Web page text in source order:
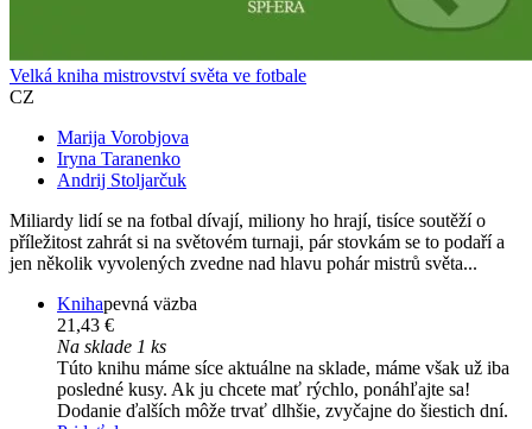
Velká kniha mistrovství světa ve fotbale
CZ
Marija Vorobjova
Iryna Taranenko
Andrij Stoljarčuk
Miliardy lidí se na fotbal dívají, miliony ho hrají, tisíce soutěží o
příležitost zahrát si na světovém turnaji, pár stovkám se to podaří a
jen několik vyvolených zvedne nad hlavu pohár mistrů světa...
Knihapevná väzba
21,43 €
Na sklade 1 ks
Túto knihu máme síce aktuálne na sklade, máme však už iba
posledné kusy. Ak ju chcete mať rýchlo, ponáhľajte sa!
Dodanie ďalších môže trvať dlhšie, zvyčajne do šiestich dní.